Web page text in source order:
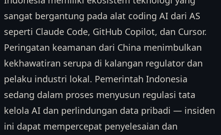
sangat bergantung pada alat coding AI dari AS
seperti Claude Code, GitHub Copilot, dan Cursor.
Peringatan keamanan dari China menimbulkan
kekhawatiran serupa di kalangan regulator dan
pelaku industri lokal. Pemerintah Indonesia
sedang dalam proses menyusun regulasi tata
kelola AI dan perlindungan data pribadi — insiden
ini dapat mempercepat penyelesaian dan